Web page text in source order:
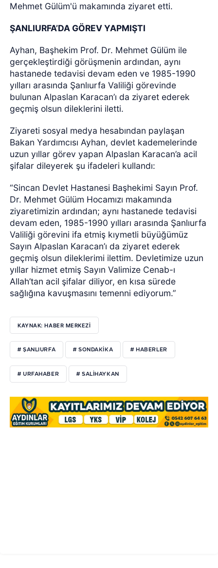
Mehmet Gülüm'ü makamında ziyaret etti.
ŞANLIURFA’DA GÖREV YAPMIŞTI
Ayhan, Başhekim Prof. Dr. Mehmet Gülüm ile
gerçekleştirdiği görüşmenin ardından, aynı
hastanede tedavisi devam eden ve 1985-1990
yılları arasında Şanlıurfa Valiliği görevinde
bulunan Alpaslan Karacan’ı da ziyaret ederek
geçmiş olsun dileklerini iletti.
Ziyareti sosyal medya hesabından paylaşan
Bakan Yardımcısı Ayhan, devlet kademelerinde
uzun yıllar görev yapan Alpaslan Karacan’a acil
şifalar dileyerek şu ifadeleri kullandı:
“Sincan Devlet Hastanesi Başhekimi Sayın Prof.
Dr. Mehmet Gülüm Hocamızı makamında
ziyaretimizin ardından; aynı hastanede tedavisi
devam eden, 1985-1990 yılları arasında Şanlıurfa
Valiliği görevini ifa etmiş kıymetli büyüğümüz
Sayın Alpaslan Karacan’ı da ziyaret ederek
geçmiş olsun dileklerimi ilettim. Devletimize uzun
yıllar hizmet etmiş Sayın Valimize Cenab-ı
Allah’tan acil şifalar diliyor, en kısa sürede
sağlığına kavuşmasını temenni ediyorum.”
KAYNAK: HABER MERKEZI
# ŞANLIURFA # SONDAKIKA # HABERLER
# URFAHABER # SALIHAYKAN